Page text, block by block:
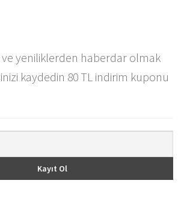
yeniliklerden haberdar olmak
kaydedin 80 TL indirim kuponu